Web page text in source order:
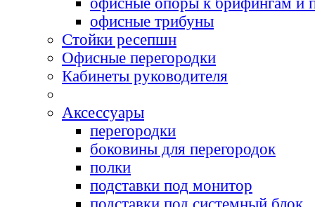
офисные трибуны
Cтойки ресепшн
Офисные перегородки
Кабинеты руководителя
Аксессуары
перегородки
боковины для перегородок
полки
подставки под монитор